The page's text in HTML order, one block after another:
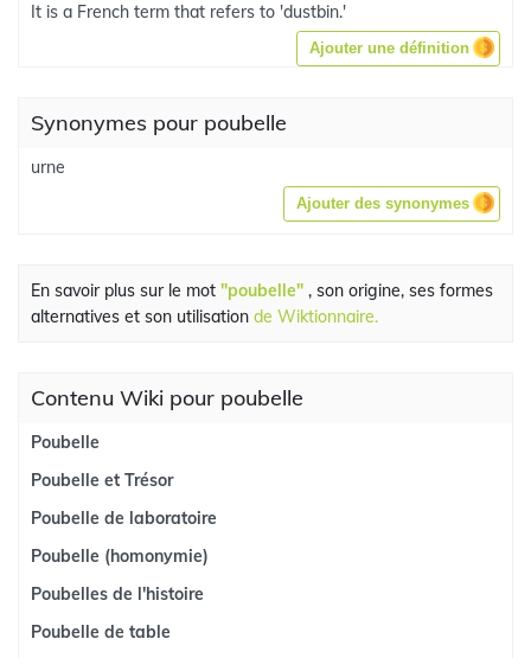
It is a French term that refers to 'dustbin.'
Ajouter une définition
Synonymes pour poubelle
urne
Ajouter des synonymes
En savoir plus sur le mot "poubelle" , son origine, ses formes
alternatives et son utilisation de Wiktionnaire.
Contenu Wiki pour poubelle
Poubelle
Poubelle et Trésor
Poubelle de laboratoire
Poubelle (homonymie)
Poubelles de l'histoire
Poubelle de table